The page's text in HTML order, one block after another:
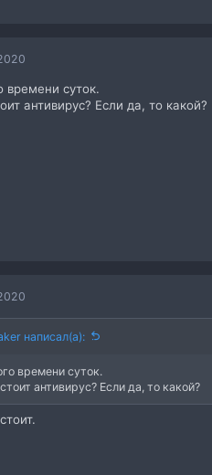
времени суток.
антивирус? Если да, то какой?
написал(а):
времени суток.
антивирус? Если да, то какой?